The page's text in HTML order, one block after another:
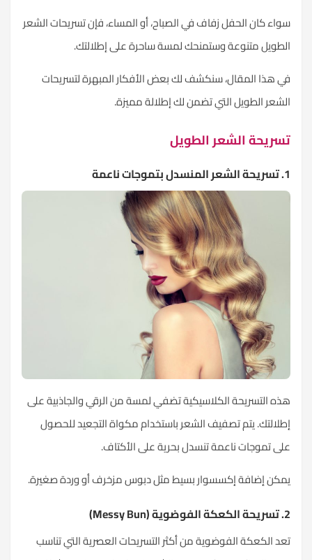
سواء كان الحفل زفاف في الصباح، أو المساء، فإن تسريحات الشعر
الطويل متنوعة وستمنحك لمسة ساحرة على إطلالتك.
في هذا المقال، سنكشف لك بعض الأفكار المبهرة لتسريحات
الشعر الطويل التي تضمن لك إطلالة مميزة.
تسريحة الشعر الطويل
1. تسريحة الشعر المنسدل بتموجات ناعمة
هذه التسريحة الكلاسيكية تضفي لمسة من الرقي والجاذبية على
إطلالتك. يتم تصفيف الشعر باستخدام مكواة التجعيد للحصول
على تموجات ناعمة تنسدل بحرية على الأكتاف.
يمكن إضافة إكسسوار بسيط مثل دبوس مزخرف أو وردة صغيرة.
2. تسريحة الكعكة الفوضوية (Messy Bun)
تعد الكعكة الفوضوية من أكثر التسريحات العصرية التي تناسب